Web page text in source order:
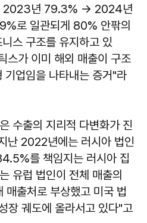
2023년 79.3% → 2024년
로 일관되게 80% 안팎의
스 구조를 유지하고 있
스가 이미 해외 매출이 구조
기업임을 나타내는 증거"라
수출의 지리적 다변화가 진
난 2022년에는 러시아 법인
를 책임지는 러시아 집
유럽 법인이 전체 매출의
출처로 부상했고 미국 법
장 궤도에 올라서고 있다"고